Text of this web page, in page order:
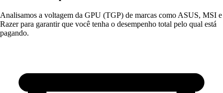
Analisamos a voltagem da GPU (TGP) de marcas como ASUS, MSI e
Razer para garantir que você tenha o desempenho total pelo qual está
pagando.